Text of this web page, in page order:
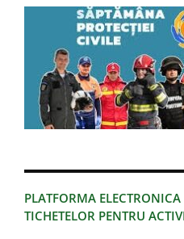
PLATFORMA
TICHETELOR PENTRU